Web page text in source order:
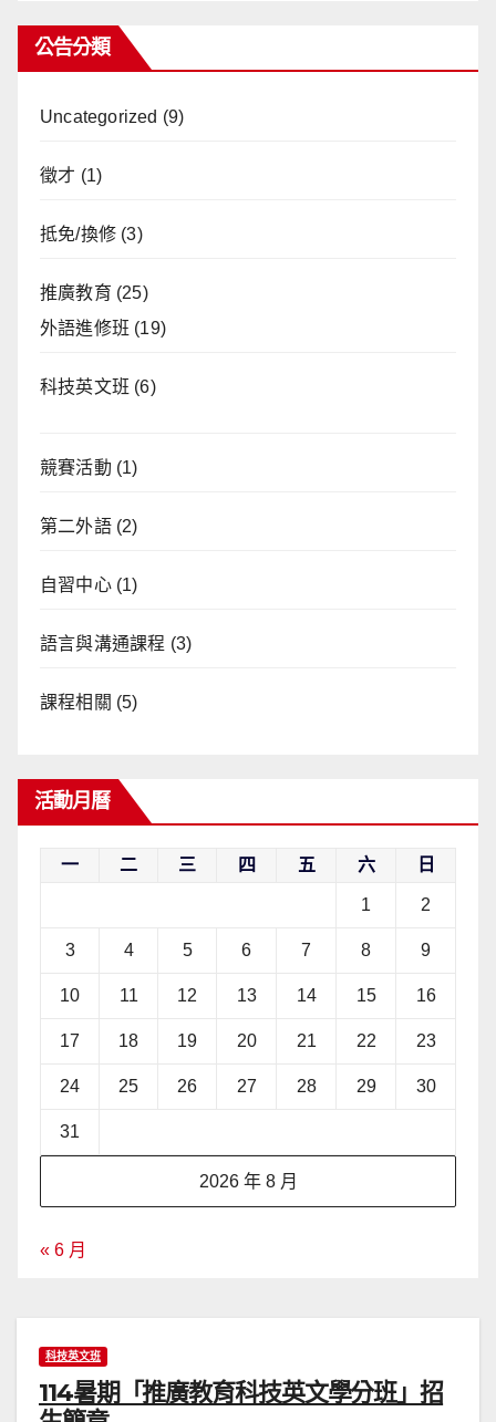
公告分類
Uncategorized (9)
徵才 (1)
抵免/換修 (3)
推廣教育 (25)
外語進修班 (19)
科技英文班 (6)
競賽活動 (1)
第二外語(2)
自習中心(1)
語言與溝通課程 (3)
課程相關 (5)
活動月曆
2026 年 8 月
一 二 三 四 五 六 日
1 2
3 4 5 6 7 8 9
10 11 12 13 14 15 16
17 18 19 20 21 22 23
24 25 26 27 28 29 30
31
« 6 月
科技英文班
114暑期「推廣教育科技英文學分班」招